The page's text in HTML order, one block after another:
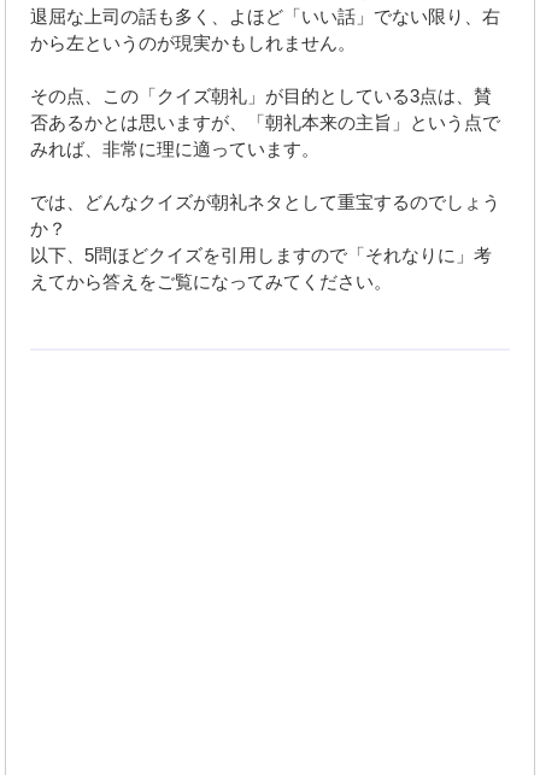
退屈な上司の話も多く、よほど「いい話」でない限り、右
から左というのが現実かもしれません。
その点、この「クイズ朝礼」が目的としている3点は、賛
否あるかとは思いますが、「朝礼本来の主旨」という点で
みれば、非常に理に適っています。
では、どんなクイズが朝礼ネタとして重宝するのでしょう
か？
以下、5問ほどクイズを引用しますので「それなりに」考
えてから答えをご覧になってみてください。